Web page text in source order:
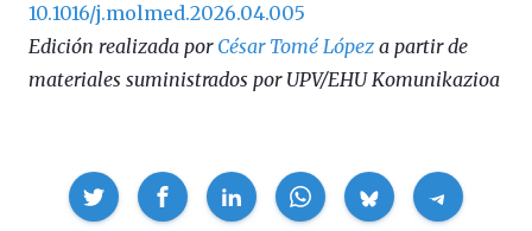
10.1016/j.molmed.2026.04.005
Edición realizada por César Tomé López a partir de
materiales suministrados por UPV/EHU Komunikazioa
Compartir